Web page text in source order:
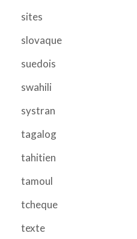
sites
slovaque
suedois
swahili
systran
tagalog
tahitien
tamoul
tcheque
texte